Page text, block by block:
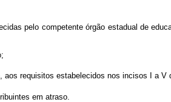
pelo competente órgão estadual de
requisitos estabelecidos nos incisos I a V
em atraso.